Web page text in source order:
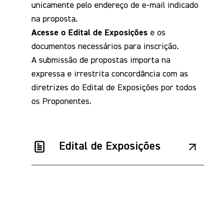
unicamente pelo endereço de e-mail indicado
na proposta.
Acesse o Edital de Exposições e os
documentos necessários para inscrição.
A submissão de propostas importa na
expressa e irrestrita concordância com as
diretrizes do Edital de Exposições por todos
os Proponentes.
Edital de Exposições